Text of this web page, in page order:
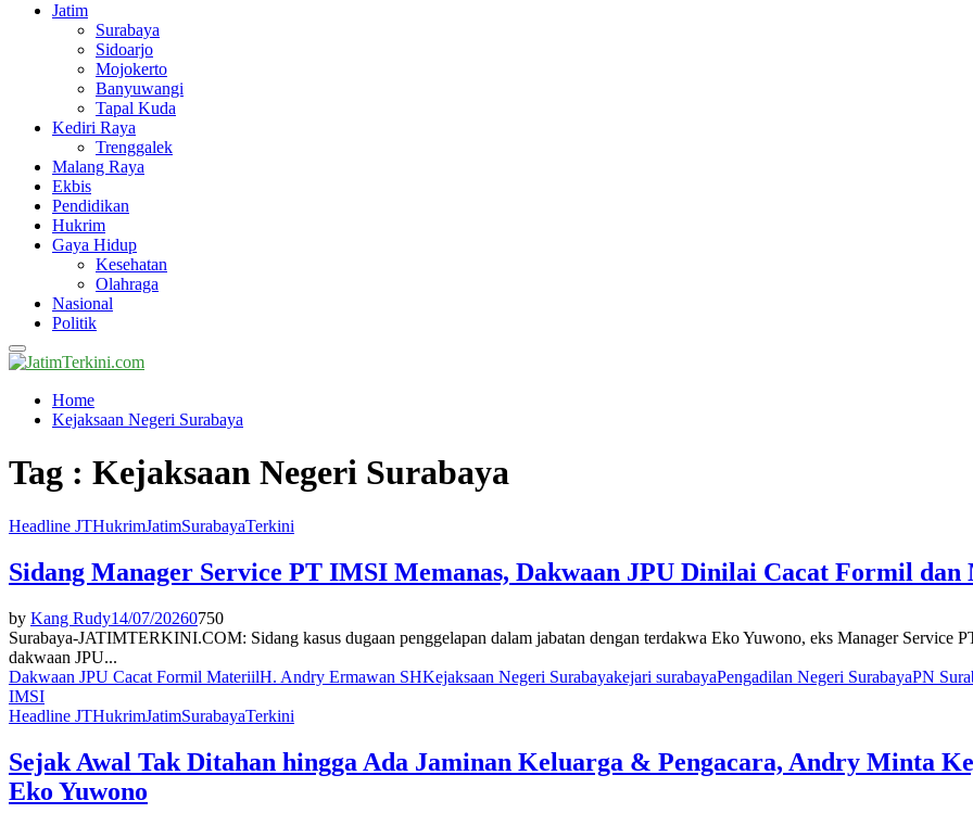
Jatim
Surabaya
Sidoarjo
Mojokerto
Banyuwangi
Tapal Kuda
Kediri Raya
Trenggalek
Malang Raya
Ekbis
Pendidikan
Hukrim
Gaya Hidup
Kesehatan
Olahraga
Nasional
Politik
Primary
Menu
Home
Kejaksaan Negeri Surabaya
Tag : Kejaksaan Negeri Surabaya
Headline JTHukrimJatimSurabayaTerkini
Sidang Manager Service PT IMSI Memanas, Dakwaan JPU Dinilai Cacat Formil
by Kang Rudy14/07/20260750
Surabaya-JATIMTERKINI.COM: Sidang kasus dugaan penggelapan dalam jabatan dengan terdakwa Eko Yuwono, eks Manager Service
dakwaan JPU...
Dakwaan JPU Cacat Formil MateriilH. Andry Ermawan SHKejaksaan Negeri Surabayakejari surabayaPengadilan Negeri SurabayaPN
IMSI
Headline JTHukrimJatimSurabayaTerkini
Sejak Awal Tak Ditahan hingga Ada Jaminan Keluarga & Pengacara, Andry Minta
Eko Yuwono